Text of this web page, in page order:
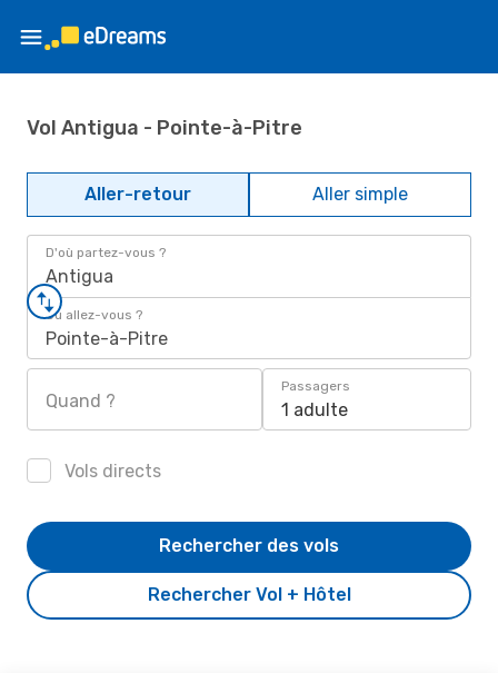
Vol Antigua - Pointe-à-Pitre
Aller-retour Aller simple
D'où partez-vous ?
Antigua
Où allez-vous ?
Pointe-à-Pitre
Quand ?
Passagers
1 adulte
Vols directs
Rechercher Vol + Hôtel
Rechercher des vols